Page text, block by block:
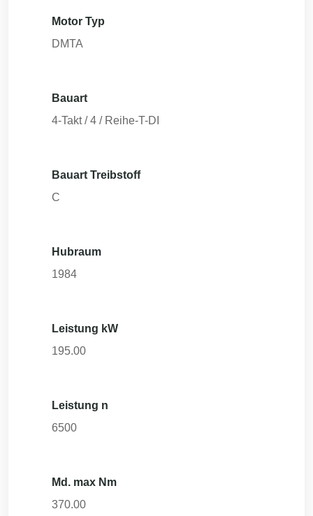
Motor Typ
DMTA
Bauart
4-Takt / 4 / Reihe-T-DI
Bauart Treibstoff
C
Hubraum
1984
Leistung kW
195.00
Leistung n
6500
Md. max Nm
370.00